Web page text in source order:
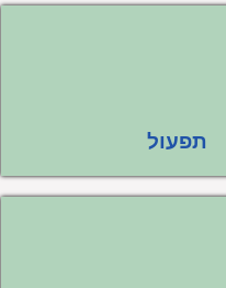
תפעול